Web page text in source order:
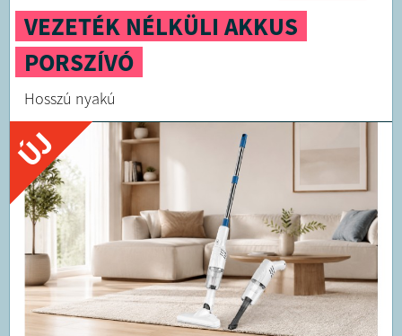
VEZETÉK NÉLKÜLI AKKUS
PORSZÍVÓ
Hosszú nyakú
ÚJ